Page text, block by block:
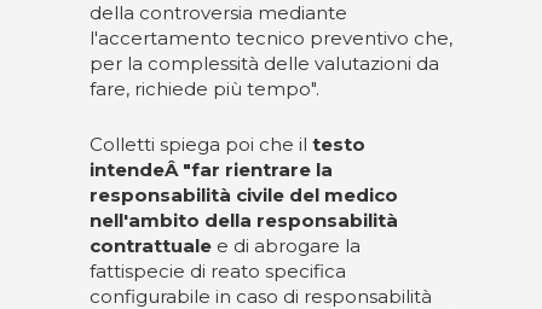
della controversia mediante
l'accertamento tecnico preventivo che,
per la complessità delle valutazioni da
fare, richiede più tempo".
Colletti spiega poi che il testo
intendeÂ "far rientrare la
responsabilità civile del medico
nell'ambito della responsabilità
contrattuale e di abrogare la
fattispecie di reato specifica
configurabile in caso di responsabilità